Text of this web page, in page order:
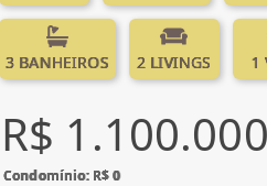
3 BANHEIROS 2 LIVINGS 1
R$ 1.100.000
Condomínio: R$ 0